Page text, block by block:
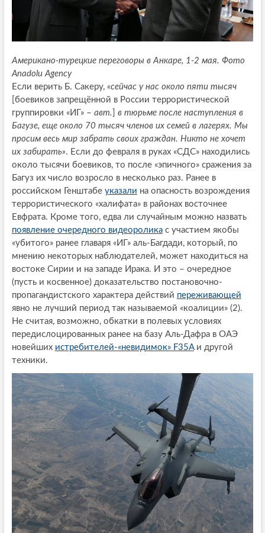
Американо-турецкие переговоры в Анкаре, 1-2 мая. Фото
Anadolu Agency
Если верить Б. Сакеру, «сейчас у нас около пяти тысяч
[боевиков запрещённой в России террористической
группировки «ИГ» – авт.
в тюрьме после наступления в
Багузе, еще около 70 тысяч членов их семей в лагерях. Мы
просим весь мир забрать своих граждан. Никто не хочет
их забирать». Если до февраля в руках «СДС» находились
около тысячи боевиков, то после «эпичного» сражения за
Багуз их число возросло в несколько раз. Ранее в
российском Генштабе указали на опасность возрождения
террористического «халифата» в районах восточнее
Евфрата. Кроме того, едва ли случайным можно назвать
появление очередного видеороликас участием якобы
«убитого» ранее главаря «ИГ» аль-Багдади, который, по
мнению некоторых наблюдателей, может находиться на
востоке Сирии и на западе Ирака. И это – очередное
(пусть и косвенное) доказательство постановочно-
пропагандистского характера действий переживающей
явно не лучший период так называемой «коалиции» (2).
Не считая, возможно, обкатки в полевых условиях
передислоцированных ранее на базу Аль-Дафра в ОАЭ
новейших истребителей-«невидимок» F35Aи другой
техники.